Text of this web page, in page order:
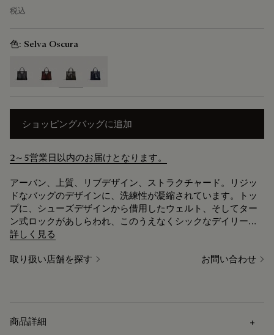
税込
色: Selva Oscura
ショッピングバッグに追加
2～5営業日以内のお届けとなります。
アーバン、上質、リブデザイン、ストラクチャード。リジッ
ドなバッグのデザインに、洗練性が凝縮されています。トッ
プに、シューズデザインから借用したウェルト、そしてター
ン式ロックがあしらわれ、このうえなくシックなデイリース
タイルに昇華されています。機能面を考慮し、大きく開くよ
す。
詳しく見る
取り扱い店舗を探す お問い合わせ
商品詳細